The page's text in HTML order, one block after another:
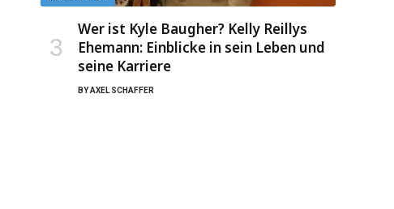
Wer ist Kyle Baugher? Kelly Reillys
Ehemann: Einblicke in sein Leben und
seine Karriere
BYAXEL SCHAFFER